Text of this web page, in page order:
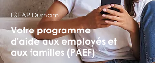
FSEAP Durham
Votre programme
d'aide aux employés et
aux familles (PAEF)